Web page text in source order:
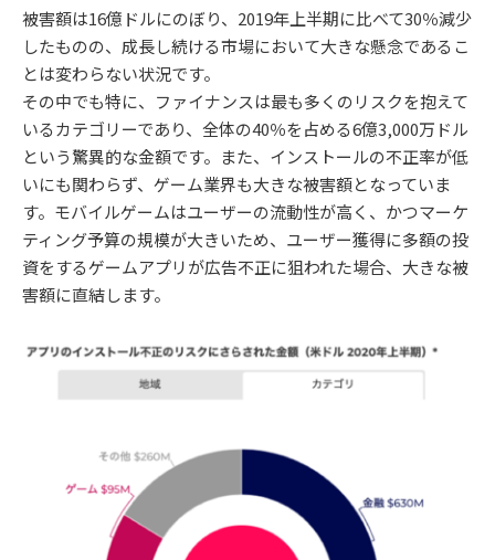
被害額は16億ドルにのぼり、2019年上半期に比べて30％減少
したものの、成長し続ける市場において大きな懸念であるこ
とは変わらない状況です。
その中でも特に、ファイナンスは最も多くのリスクを抱えて
いるカテゴリーであり、全体の40％を占める6億3,000万ドル
という驚異的な金額です。また、インストールの不正率が低
いにも関わらず、ゲーム業界も大きな被害額となっていま
す。モバイルゲームはユーザーの流動性が高く、かつマーケ
ティング予算の規模が大きいため、ユーザー獲得に多額の投
資をするゲームアプリが広告不正に狙われた場合、大きな被
害額に直結します。